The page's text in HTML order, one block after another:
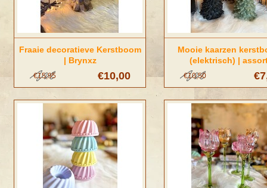
Fraaie decoratieve Kerstboom
| Brynxz
€10,00
€15,95
Mooie kaarzen
(elektrisch) |
€10,50